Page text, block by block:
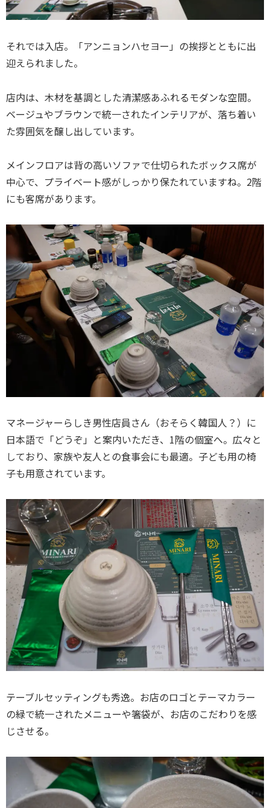
それでは入店。「アンニョンハセヨー」の挨拶とともに出
迎えられました。
店内は、木材を基調とした清潔感あふれるモダンな空間。
ベージュやブラウンで統一されたインテリアが、落ち着い
た雰囲気を醸し出しています。
メインフロアは背の高いソファで仕切られたボックス席が
中心で、プライベート感がしっかり保たれていますね。2階
にも客席があります。
マネージャーらしき男性店員さん（おそらく韓国人？）に
日本語で「どうぞ」と案内いただき、1階の個室へ。広々と
しており、家族や友人との食事会にも最適。子ども用の椅
子も用意されています。
テーブルセッティングも秀逸。お店のロゴとテーマカラー
の緑で統一されたメニューや箸袋が、お店のこだわりを感
じさせる。